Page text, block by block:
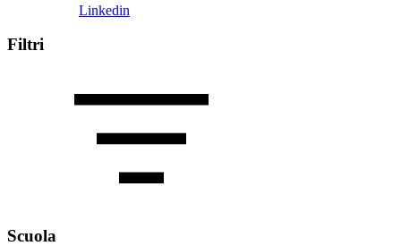
Linkedin
Filtri
Scuola